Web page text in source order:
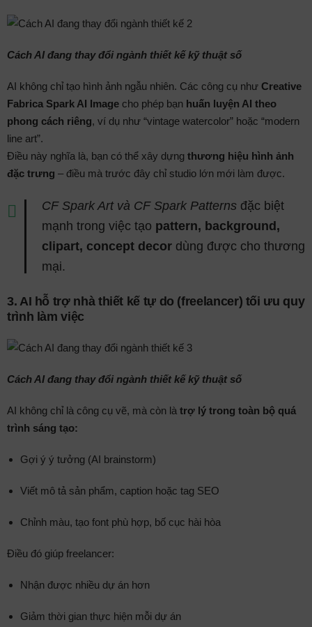
Cách AI đang thay đổi ngành thiết kế kỹ thuật số
AI không chỉ tạo hình ảnh ngẫu nhiên. Các công cụ như Creative
Fabrica Spark AI Image cho phép bạn huấn luyện AI theo
phong cách riêng, ví dụ như “vintage watercolor” hoặc “modern
line art”.
Điều này nghĩa là, bạn có thể xây dựng thương hiệu hình ảnh
đặc trưng – điều mà trước đây chỉ studio lớn mới làm được.
CF Spark Art và CF Spark Patterns đặc biệt
mạnh trong việc tạo pattern, background,
clipart, concept decor dùng được cho thương
mại.
3. AI hỗ trợ nhà thiết kế tự do (freelancer) tối ưu quy
trình làm việc
Cách AI đang thay đổi ngành thiết kế kỹ thuật số
AI không chỉ là công cụ vẽ, mà còn là trợ lý trong toàn bộ quá
trình sáng tạo:
Gợi ý ý tưởng (AI brainstorm)
Viết mô tả sản phẩm, caption hoặc tag SEO
Chỉnh màu, tạo font phù hợp, bố cục hài hòa
Điều đó giúp freelancer:
Nhận được nhiều dự án hơn
Giảm thời gian thực hiện mỗi dự án